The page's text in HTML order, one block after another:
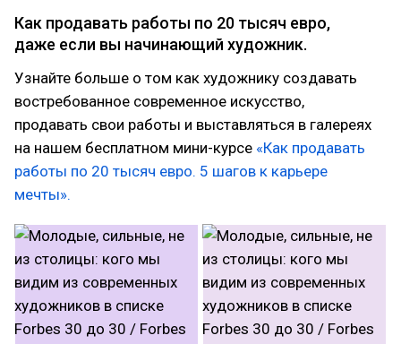
Как продавать работы по 20 тысяч евро,
даже если вы начинающий художник.
Узнайте больше о том как художнику создавать
востребованное современное искусство,
продавать свои работы и выставляться в галереях
на нашем бесплатном мини-курсе «Как продавать
работы по 20 тысяч евро. 5 шагов к карьере
мечты».